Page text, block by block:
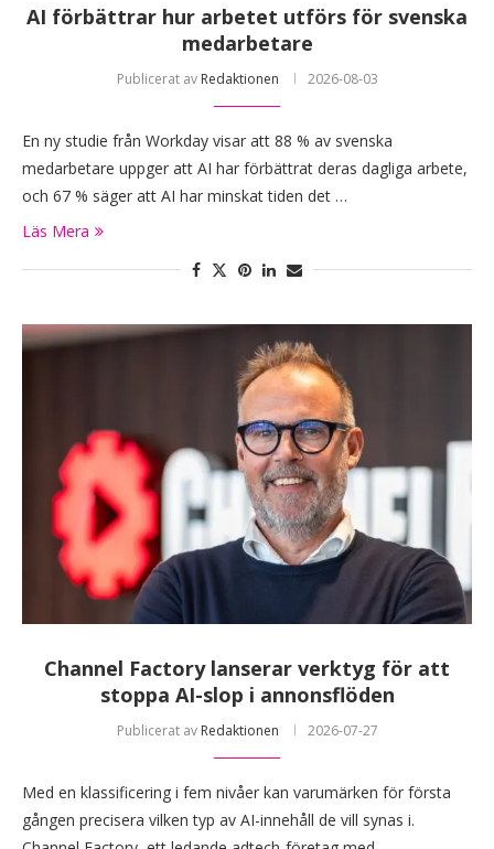
AI förbättrar hur arbetet utförs för svenska
medarbetare
Publicerat av Redaktionen 2026-08-03
En ny studie från Workday visar att 88 % av svenska
medarbetare uppger att AI har förbättrat deras dagliga arbete,
och 67 % säger att AI har minskat tiden det …
Läs Mera
Channel Factory lanserar verktyg för att
stoppa AI-slop i annonsflöden
Publicerat av Redaktionen 2026-07-27
Med en klassificering i fem nivåer kan varumärken för första
gången precisera vilken typ av AI-innehåll de vill synas i.